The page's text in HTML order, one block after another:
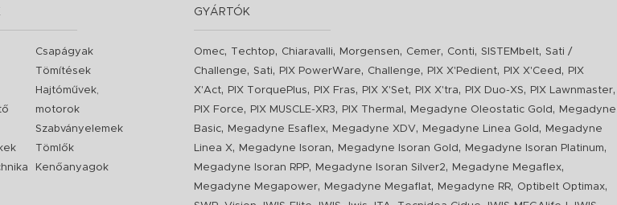
Csapágyak
Tömítések
Hajtóművek,
motorok
Szabványelemek
Tömlők
Kenőanyagok
GYÁRTÓK
Omec, Techtop, Chiaravalli, Morgensen, Cemer, Conti,SISTEMbelt,Sati /
Challenge,Sati, PIX PowerWare, Challenge, PIX X'Pedient, PIX X'Ceed ,
PIX
X'Act, PIX TorquePlus, PIX Fras, PIX X'Set, PIX X'tra, PIX Duo-XS, PIX Lawnmaster,
PIX Force, PIX MUSCLE-XR3, PIX Thermal , Megadyne Oleostatic Gold ,
Megadyne
Basic, Megadyne Esaflex, Megadyne XDV, Megadyne Linea Gold ,
Megadyne
Linea X, Megadyne Isoran, Megadyne Isoran Gold , Megadyne Isoran Platinum,
Megadyne Isoran RPP, Megadyne Isoran Silver2, Megadyne Megaflex,
Megadyne Megapower, Megadyne Megaflat, Megadyne RR, Optibelt Optimax,